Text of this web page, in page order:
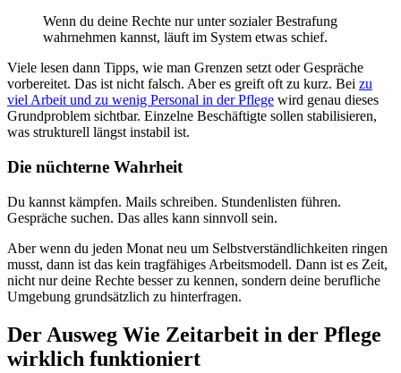
Wenn du deine Rechte nur unter sozialer Bestrafung
wahrnehmen kannst, läuft im System etwas schief.
Viele lesen dann Tipps, wie man Grenzen setzt oder Gespräche
vorbereitet. Das ist nicht falsch. Aber es greift oft zu kurz. Bei zu
viel Arbeit und zu wenig Personal in der Pflege wird genau dieses
Grundproblem sichtbar. Einzelne Beschäftigte sollen stabilisieren,
was strukturell längst instabil ist.
Die nüchterne Wahrheit
Du kannst kämpfen. Mails schreiben. Stundenlisten führen.
Gespräche suchen. Das alles kann sinnvoll sein.
Aber wenn du jeden Monat neu um Selbstverständlichkeiten ringen
musst, dann ist das kein tragfähiges Arbeitsmodell. Dann ist es Zeit,
nicht nur deine Rechte besser zu kennen, sondern deine berufliche
Umgebung grundsätzlich zu hinterfragen.
Der Ausweg Wie Zeitarbeit in der Pflege
wirklich funktioniert